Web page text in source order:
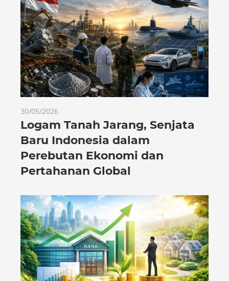
30/05/2026
Logam Tanah Jarang, Senjata
Baru Indonesia dalam
Perebutan Ekonomi dan
Pertahanan Global